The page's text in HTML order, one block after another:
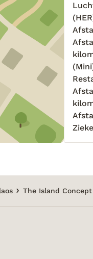
The Island Concept